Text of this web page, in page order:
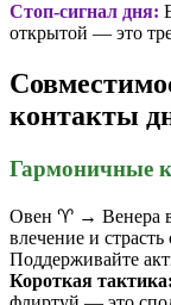
Стоп-сигнал дня:
открытой — это
контакты
Гармоничные
Овен ♈️ → Венера
влечение и
Поддерживайте
Короткая тактика: